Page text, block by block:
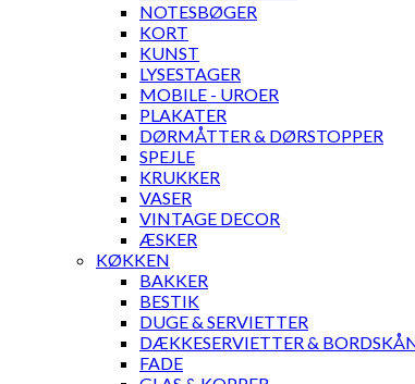
NOTESBØGER
KORT
KUNST
LYSESTAGER
MOBILE - UROER
PLAKATER
DØRMÅTTER & DØRSTOPPER
SPEJLE
KRUKKER
VASER
VINTAGE DECOR
ÆSKER
KØKKEN
BAKKER
BESTIK
DUGE & SERVIETTER
DÆKKESERVIETTER &
FADE